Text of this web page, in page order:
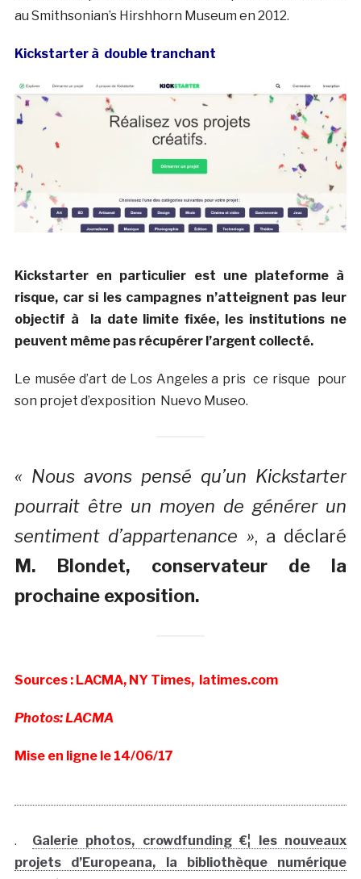
au Smithsonian’s Hirshhorn Museum en 2012.
Kickstarter à double tranchant
Kickstarter en particulier est une plateforme à
risque, car si les campagnes n’atteignent pas leur
objectif à la date limite fixée, les institutions ne
peuvent même pas récupérer l’argent collecté.
Le musée d’art de Los Angeles a pris ce risque pour
son projet d’exposition Nuevo Museo.
« Nous avons pensé qu’un Kickstarter
pourrait être un moyen de générer un
sentiment d’appartenance », a déclaré
M. Blondet, conservateur de la
prochaine exposition.
Sources : LACMA, NY Times, latimes.com
Photos: LACMA
Mise en ligne le 14/06/17
. Galerie photos, crowdfunding €¦ les nouveaux
projets d’Europeana, la bibliothèque numérique